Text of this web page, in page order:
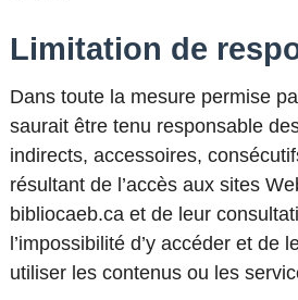
Limitation de
Dans toute la mesure permise
saurait être tenu responsable
indirects, accessoires,
résultant de l’accès aux sites
bibliocaeb.ca et de leur
l’impossibilité d’y accéder et de
utiliser les contenus ou les